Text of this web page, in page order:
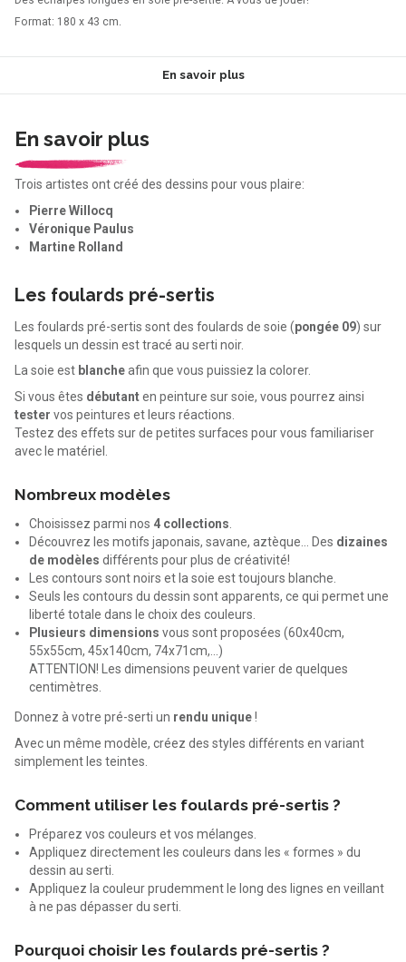
Format: 180 x 43 cm.
En savoir plus
En savoir plus
Trois artistes ont créé des dessins pour vous plaire:
Pierre Willocq
Véronique Paulus
Martine Rolland
Les foulards pré-sertis
Les foulards pré-sertis sont des foulards de soie (pongée 09) sur
lesquels un dessin est tracé au serti noir.
La soie est blancheafin que vous puissiez la colorer.
Si vous êtes débutanten peinture sur soie, vous pourrez ainsi
tester vos peintures et leurs réactions.
Testez des effets sur de petites surfaces pour vous familiariser
avec le matériel.
Nombreux modèles
Choisissez parmi nos 4 collections
Découvrez les motifs japonais, savane, aztèque... Des dizaines
de modèles différents pour plus de créativité!
Les contours sont noirs et la soie est toujours blanche.
Seuls les contours du dessin sont apparents, ce qui permet une
liberté totale dans le choix des couleurs.
Plusieurs dimensions vous sont proposées (60x40cm,
55x55cm, 45x140cm, 74x71cm,…)
ATTENTION! Les dimensions peuvent varier de quelques
centimètres.
Donnez à votre pré-serti un rendu unique!
Avec un même modèle, créez des styles différents en variant
simplement les teintes.
Comment utiliser les foulards pré-sertis ?
Préparez vos couleurs et vos mélanges.
Appliquez directement les couleurs dans les « formes » du
dessin au serti.
Appliquez la couleur prudemment le long des lignes en veillant
à ne pas dépasser du serti.
Pourquoi choisir les foulards pré-sertis ?